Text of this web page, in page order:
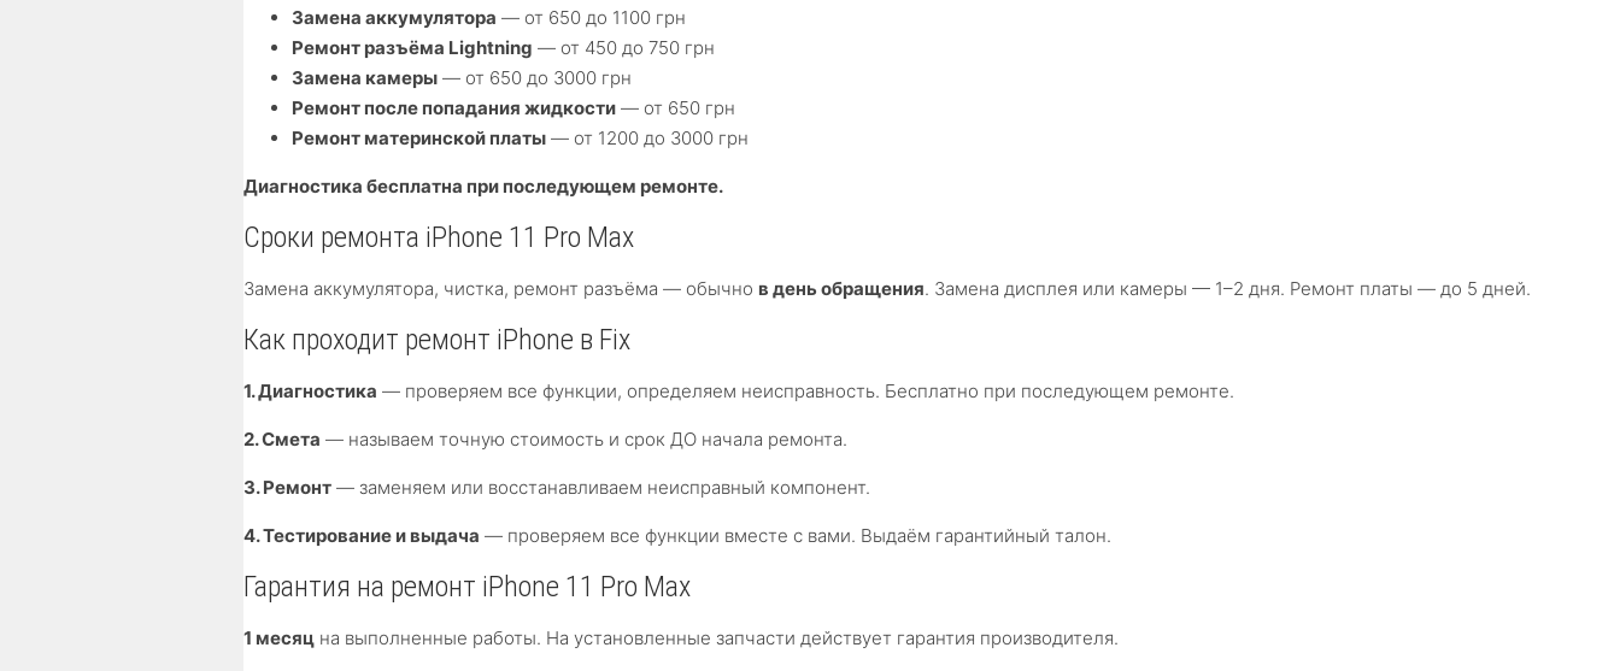
Замена аккумулятора — от 650 до 1100 грн
Ремонт разъёма Lightning — от 450 до 750 грн
Замена камеры — от 650 до 3000 грн
Ремонт после попадания жидкости — от 650 грн
Ремонт материнской платы — от 1200 до 3000 грн
Диагностика бесплатна при последующем ремонте.
Сроки ремонта iPhone 11 Pro Max
Замена аккумулятора, чистка, ремонт разъёма — обычно в день обращения. Замена дисплея или камеры — 1–2 дня. Ремонт платы — до 5 дней.
Как проходит ремонт iPhone в Fix
1. Диагностика — проверяем все функции, определяем неисправность. Бесплатно при последующем ремонте.
2. Смета — называем точную стоимость и срок ДО начала ремонта.
3. Ремонт — заменяем или восстанавливаем неисправный компонент.
4. Тестирование и выдача — проверяем все функции вместе с вами. Выдаём гарантийный талон.
Гарантия на ремонт iPhone 11 Pro Max
1 месяц на выполненные работы. На установленные запчасти действует гарантия производителя.